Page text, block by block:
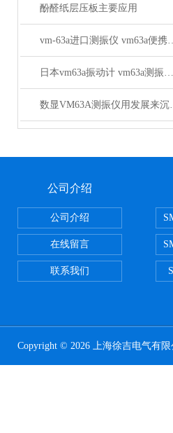
酚醛纸层压板主要应用
vm-63a进口测振仪
日本vm63a振动计 vm63a测振仪技术参数
数显
公司介绍
公司介绍
在线留言
联系我们
Copyright © 2026 上海徐吉电气有